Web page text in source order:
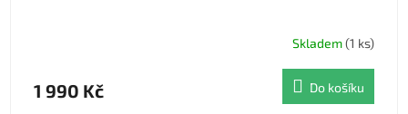
Skladem(1 ks)
1 990 Kč Do košíku